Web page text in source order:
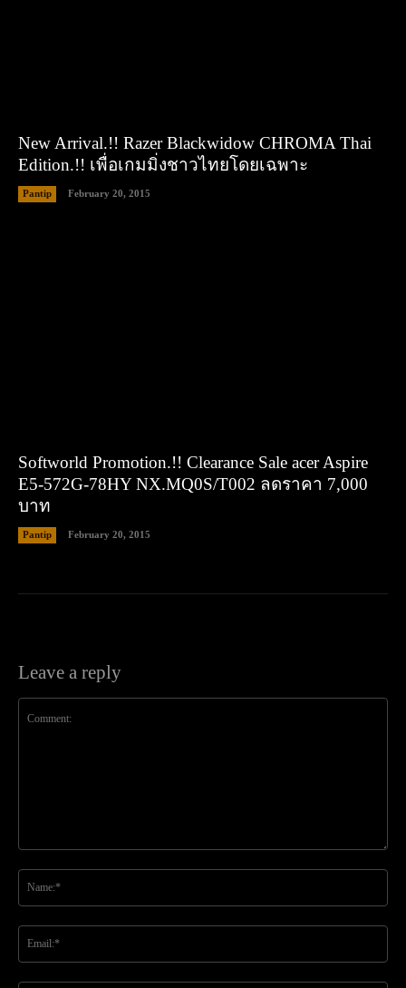
New Arrival.!! Razer Blackwidow CHROMA Thai
Edition.!! เพื่อเกมมิ่งชาวไทยโดยเฉพาะ
Pantip February 20, 2015
Softworld Promotion.!! Clearance Sale acer Aspire
E5-572G-78HY NX.MQ0S/T002 ลดราคา 7,000
บาท
Pantip February 20, 2015
Leave a reply